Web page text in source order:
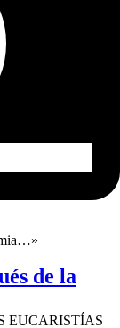
de la
EUCARISTÍAS